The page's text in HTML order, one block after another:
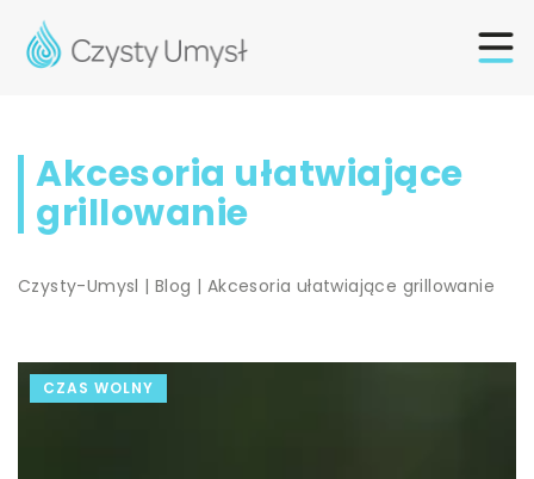
Akcesoria ułatwiające
grillowanie
Czysty-Umysl |Blog | Akcesoria ułatwiające grillowanie
CZAS WOLNY